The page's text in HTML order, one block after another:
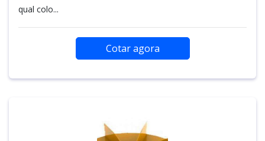
qual colo...
Cotar agora